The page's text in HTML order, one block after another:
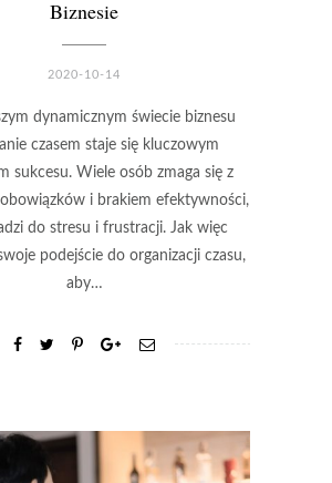
Biznesie
2020-10-14
dynamicznym świecie biznesu
czasem staje się kluczowym
sukcesu. Wiele osób zmaga się z
i brakiem efektywności,
do stresu i frustracji. Jak więc
podejście do organizacji czasu,
aby…